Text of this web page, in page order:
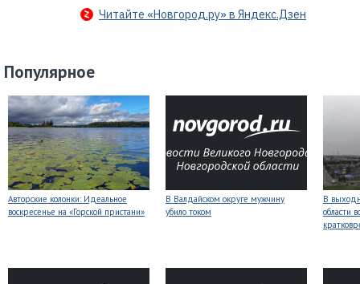
Читайте «Новгород.ру» в Яндекс.Дзен
Популярное
Авторские колонки: Идеальное
воскресенье на «Горской пристани»
В Валдайском округе мужчину
убило током
В
области